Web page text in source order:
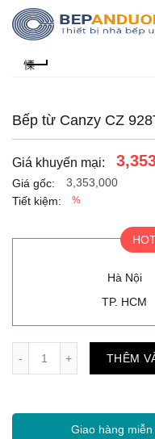
Bếp từ Canzy CZ
Giá khuyến mại:
Giá gốc:
3,353,000
Tiết kiệm:
%
Hà Nội
TP. HCM
THÊM
Giao hàng